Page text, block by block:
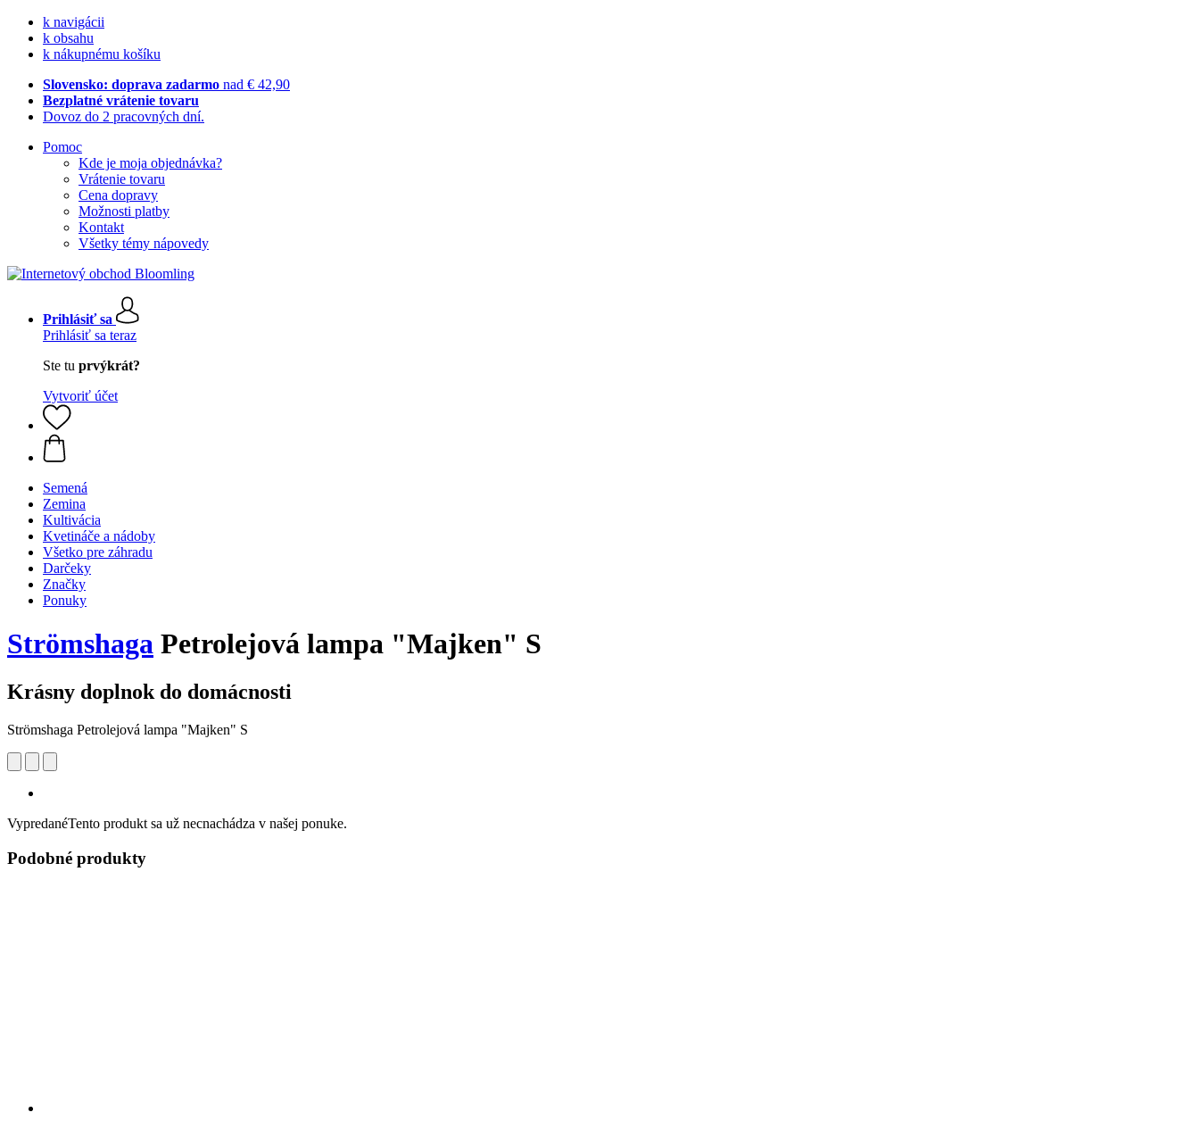
k navigácii
k obsahu
k nákupnému košíku
Slovensko: doprava zadarmo nad € 42,90
Bezplatné vrátenie tovaru
Dovoz do 2 pracovných dní.
Pomoc
Kde je moja objednávka?
Vrátenie tovaru
Cena dopravy
Možnosti platby
Kontakt
Všetky témy nápovedy
Prihlásiť sa
Prihlásiť sa teraz
Ste tu prvýkrát?
Vytvoriť účet
Semená
Zemina
Kultivácia
Kvetináče a nádoby
Všetko pre záhradu
Darčeky
Značky
Ponuky
Strömshaga Petrolejová lampa "Majken" S
Krásny doplnok do domácnosti
Strömshaga Petrolejová lampa "Majken" S
VypredanéTento produkt sa už necnachádza v našej ponuke.
Podobné produkty